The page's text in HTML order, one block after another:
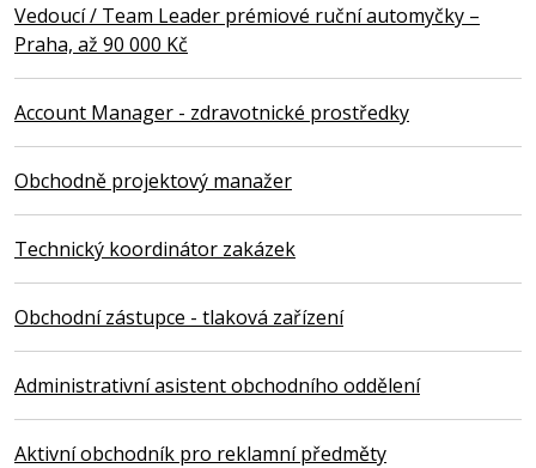
Vedoucí / Team Leader prémiové ruční automyčky –
Praha, až 90 000 Kč
Account Manager - zdravotnické prostředky
Obchodně projektový manažer
Technický koordinátor zakázek
Obchodní zástupce - tlaková zařízení
Administrativní asistent obchodního oddělení
Aktivní obchodník pro reklamní předměty